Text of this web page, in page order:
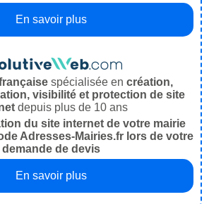
En savoir plus
spécialisée en création,
visibilité et protection de site
depuis plus de 10 ans
du site internet de votre mairie
Adresses-Mairies.fr lors de votre
demande de devis
En savoir plus